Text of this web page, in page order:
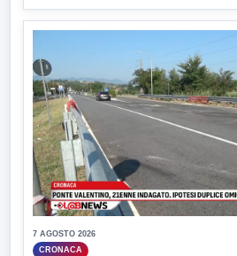
7 AGOSTO 2026
CRONACA